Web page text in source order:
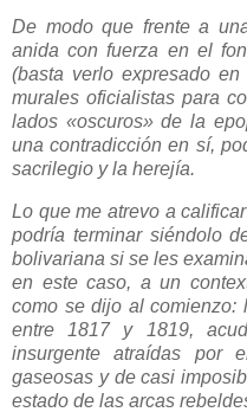
De modo que frente a
anida con fuerza en el
(basta verlo expresado
murales oficialistas para
lados «oscuros» de la
una contradicción en sí,
sacrilegio y la herejía.
Lo que me atrevo a
podría terminar siéndolo
bolivariana si se les
en este caso, a un
como se dijo al comienzo:
entre 1817 y 1819,
insurgente atraídas por
gaseosas y de casi
estado de las arcas